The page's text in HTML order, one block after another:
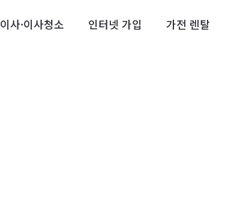
이사·이사청소 인터넷 가입 가전 렌탈